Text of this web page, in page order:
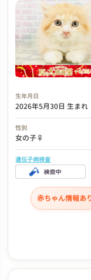
生年月日
2026年5月30日 生まれ
性別
女の子♀
遺伝子病検査
赤ちゃん情報あ